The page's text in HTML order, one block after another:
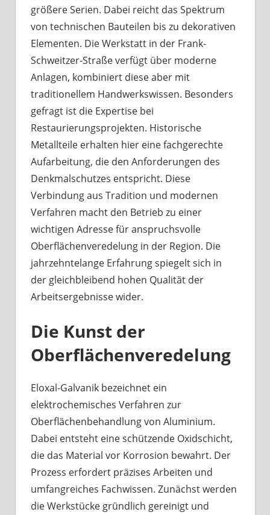
größere Serien. Dabei reicht das Spektrum
von technischen Bauteilen bis zu dekorativen
Elementen. Die Werkstatt in der Frank-
Schweitzer-Straße verfügt über moderne
Anlagen, kombiniert diese aber mit
traditionellem Handwerkswissen. Besonders
gefragt ist die Expertise bei
Restaurierungsprojekten. Historische
Metallteile erhalten hier eine fachgerechte
Aufarbeitung, die den Anforderungen des
Denkmalschutzes entspricht. Diese
Verbindung aus Tradition und modernen
Verfahren macht den Betrieb zu einer
wichtigen Adresse für anspruchsvolle
Oberflächenveredelung in der Region. Die
jahrzehntelange Erfahrung spiegelt sich in
der gleichbleibend hohen Qualität der
Arbeitsergebnisse wider.
Die Kunst der
Oberflächenveredelung
Eloxal-Galvanik bezeichnet ein
elektrochemisches Verfahren zur
Oberflächenbehandlung von Aluminium.
Dabei entsteht eine schützende Oxidschicht,
die das Material vor Korrosion bewahrt. Der
Prozess erfordert präzises Arbeiten und
umfangreiches Fachwissen. Zunächst werden
die Werkstücke gründlich gereinigt und